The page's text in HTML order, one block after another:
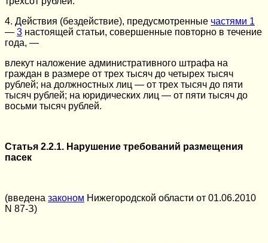
4. Действия (бездействие), предусмотренные частями 1
— 3 настоящей статьи, совершенные повторно в течение
года, —
влекут наложение административного штрафа на
граждан в размере от трех тысяч до четырех тысяч
рублей; на должностных лиц — от трех тысяч до пяти
тысяч рублей; на юридических лиц — от пяти тысяч до
восьми тысяч рублей.
Статья 2.2.1. Нарушение требований размещения
пасек
(введена законом Нижегородской области от 01.06.2010
N 87-З)